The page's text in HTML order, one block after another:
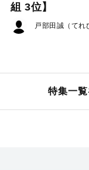
組 3位】
戸部田誠（てれ
特集一